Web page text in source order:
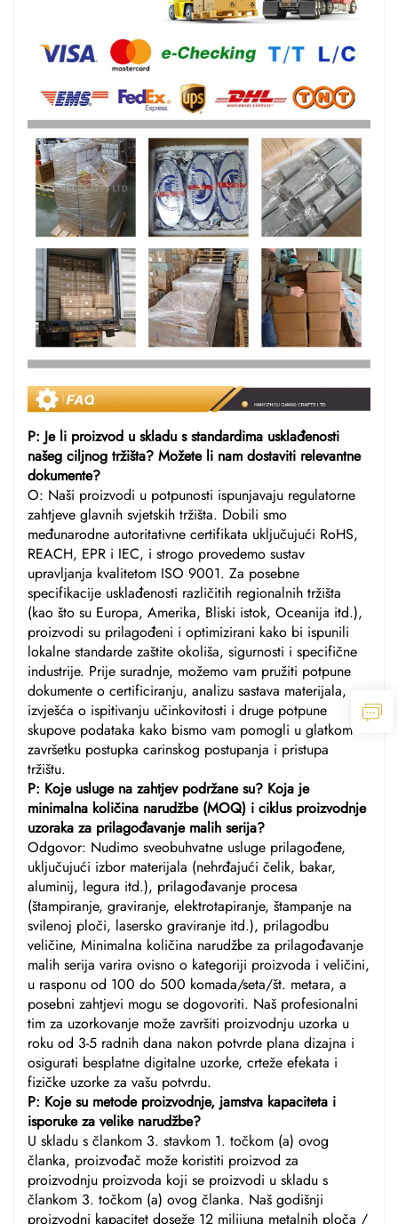
P: Je li proizvod u skladu s standardima usklađenosti
našeg ciljnog tržišta? Možete li nam dostaviti relevantne
dokumente?
O: Naši proizvodi u potpunosti ispunjavaju regulatorne
zahtjeve glavnih svjetskih tržišta. Dobili smo
međunarodne autoritativne certifikata uključujući RoHS,
REACH, EPR i IEC, i strogo provedemo sustav
upravljanja kvalitetom ISO 9001. Za posebne
specifikacije usklađenosti različitih regionalnih tržišta
(kao što su Europa, Amerika, Bliski istok, Oceanija itd.),
proizvodi su prilagođeni i optimizirani kako bi ispunili
lokalne standarde zaštite okoliša, sigurnosti i specifične
industrije. Prije suradnje, možemo vam pružiti potpune
dokumente o certificiranju, analizu sastava materijala,
izvješća o ispitivanju učinkovitosti i druge potpune
skupove podataka kako bismo vam pomogli u glatkom
završetku postupka carinskog postupanja i pristupa
tržištu.
P: Koje usluge na zahtjev podržane su? Koja je
minimalna količina narudžbe (MOQ) i ciklus proizvodnje
uzoraka za prilagođavanje malih serija?
Odgovor: Nudimo sveobuhvatne usluge prilagođene,
uključujući izbor materijala (nehrđajući čelik, bakar,
aluminij, legura itd.), prilagođavanje procesa
(štampiranje, graviranje, elektrotapiranje, štampanje na
svilenoj ploči, lasersko graviranje itd.), prilagodbu
veličine, Minimalna količina narudžbe za prilagođavanje
malih serija varira ovisno o kategoriji proizvoda i veličini,
u rasponu od 100 do 500 komada/seta/št. metara, a
posebni zahtjevi mogu se dogovoriti. Naš profesionalni
tim za uzorkovanje može završiti proizvodnju uzorka u
roku od 3-5 radnih dana nakon potvrde plana dizajna i
osigurati besplatne digitalne uzorke, crteže efekata i
fizičke uzorke za vašu potvrdu.
P: Koje su metode proizvodnje, jamstva kapaciteta i
isporuke za velike narudžbe?
U skladu s člankom 3. stavkom 1. točkom (a) ovog
članka, proizvođač može koristiti proizvod za
proizvodnju proizvoda koji se proizvodi u skladu s
člankom 3. točkom (a) ovog članka. Naš godišnji
proizvodni kapacitet doseže 12 milijuna metalnih ploča /